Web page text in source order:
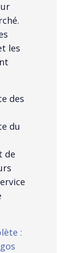
les
des
du
de
: